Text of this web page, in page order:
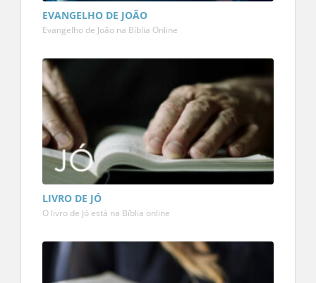
EVANGELHO DE JOÃO
Evangelho de João na Bíblia Online
LIVRO DE JÓ
O livro de Jó está na Bíblia online